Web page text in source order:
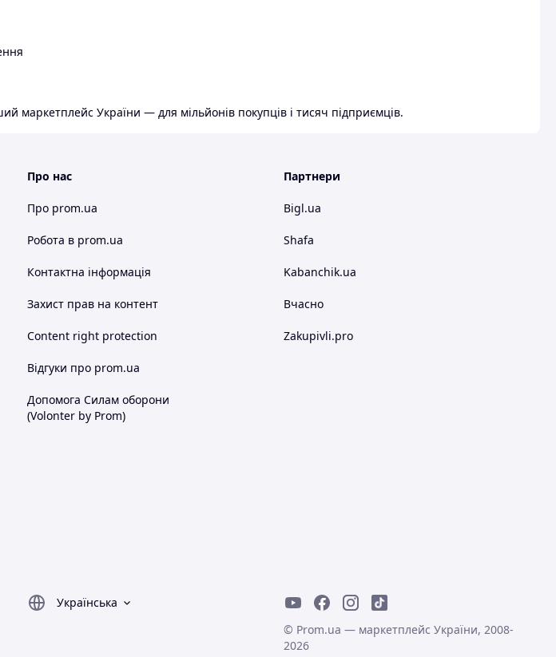
маркетплейс України — для мільйонів покупців і тисяч підприємців.
Про нас
Про prom.ua
Робота в prom.ua
Контактна інформація
Захист прав на контент
Content right protection
Відгуки про prom.ua
Допомога Силам оборони
(Volonter by Prom)
Партнери
Bigl.ua
Shafa
Kabanchik.ua
Вчасно
Zakupivli.pro
Українська
© Prom.ua — маркетплейс України, 2008-
2026